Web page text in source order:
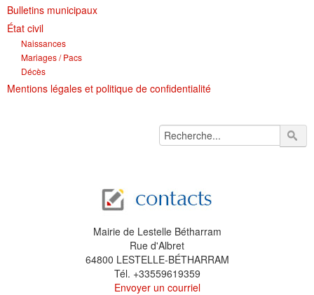
Bulletins municipaux
État civil
Naissances
Mariages / Pacs
Décès
Mentions légales et politique de confidentialité
Mairie de Lestelle Bétharram
Rue d'Albret
64800 LESTELLE-BÉTHARRAM
Tél. +33559619359
Envoyer un courriel